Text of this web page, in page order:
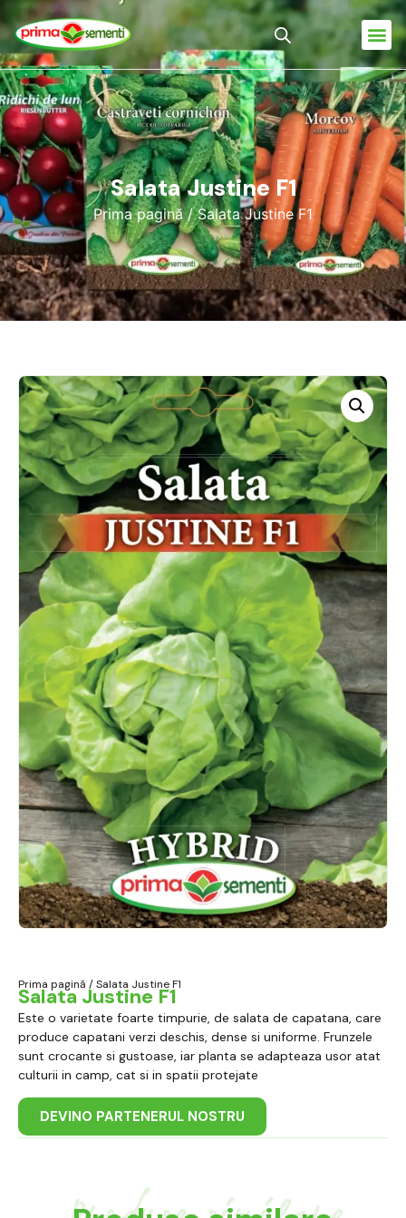
Salata Justine F1
Prima pagină/ Salata Justine F1
Prima pagină / Salata Justine F1
Salata Justine F1
Este o varietate foarte timpurie, de salata de capatana, care
produce capatani verzi deschis, dense si uniforme. Frunzele
sunt crocante si gustoase, iar planta se adapteaza usor atat
culturii in camp, cat si in spatii protejate
DEVINO PARTENERUL NOSTRU